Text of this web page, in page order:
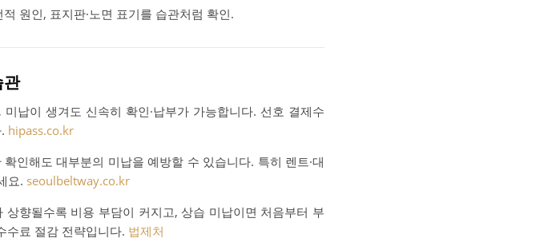
원인, 표지판·노면 표기를 습관처럼 확인.
관
미납이 생겨도 신속히 확인·납부가 가능합니다. 선호 결제수
hipass.co.kr
확인해도 대부분의 미납을 예방할 수 있습니다. 특히 렌트·대
요. seoulbeltway.co.kr
상향될수록 비용 부담이 커지고, 상습 미납이면 처음부터 부
수료 절감 전략입니다. 법제처